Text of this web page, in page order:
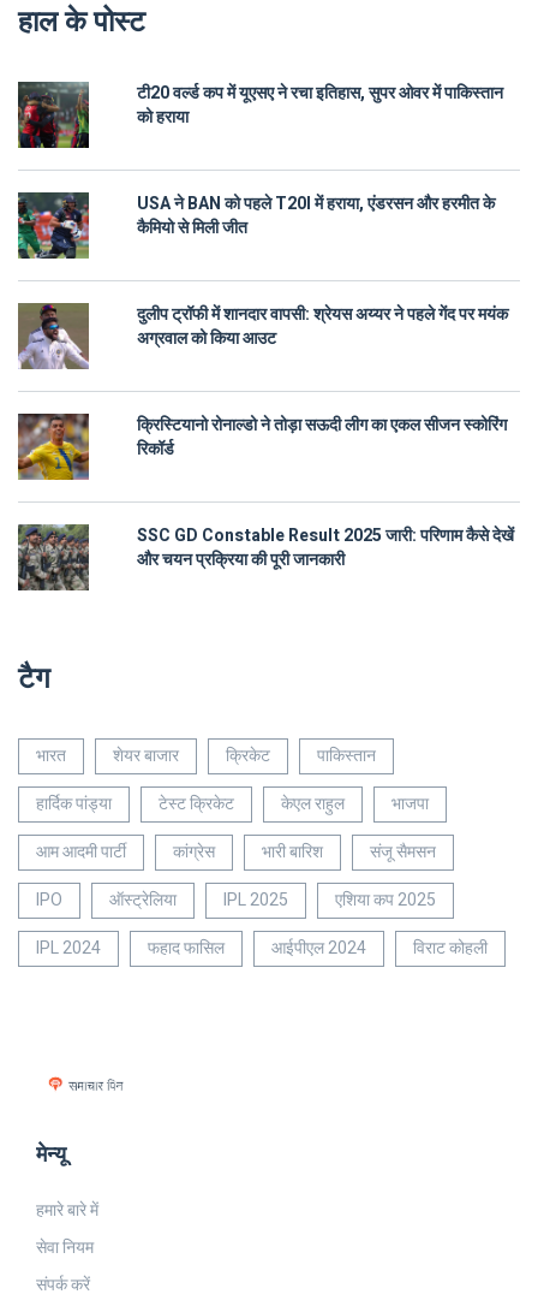
हाल के पोस्ट
टी20 वर्ल्ड कप में यूएसए ने रचा इतिहास, सुपर ओवर में पाकिस्तान
को हराया
USA ने BAN को पहले T20I में हराया, एंडरसन और हरमीत के
कैमियो से मिली जीत
दुलीप ट्रॉफी में शानदार वापसी: श्रेयस अय्यर ने पहले गेंद पर मयंक
अग्रवाल को किया आउट
क्रिस्टियानो रोनाल्डो ने तोड़ा सऊदी लीग का एकल सीजन स्कोरिंग
रिकॉर्ड
SSC GD Constable Result 2025 जारी: परिणाम कैसे देखें
और चयन प्रक्रिया की पूरी जानकारी
टैग
भारत शेयर बाजार क्रिकेट
पाकिस्तान
हार्दिक पांड्या
टेस्ट क्रिकेट केएल राहुल
भाजपा
आम आदमी पार्टी
कांग्रेस भारी बारिश
संजू सैमसन
IPO
ऑस्ट्रेलिया IPL 2025
एशिया कप 2025
IPL 2024
फहाद फासिल आईपीएल 2024 विराट कोहली
मेन्यू
हमारे बारे में
सेवा नियम
संपर्क करें